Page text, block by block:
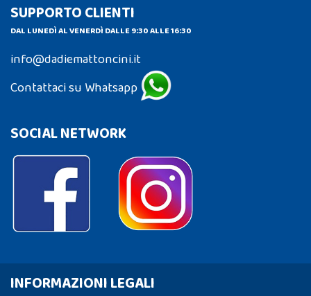
SUPPORTO CLIENTI
DAL LUNEDÌ AL VENERDÌ DALLE 9:30 ALLE 16:30
info@dadiemattoncini.it
Contattaci su Whatsapp
SOCIAL NETWORK
INFORMAZIONI LEGALI